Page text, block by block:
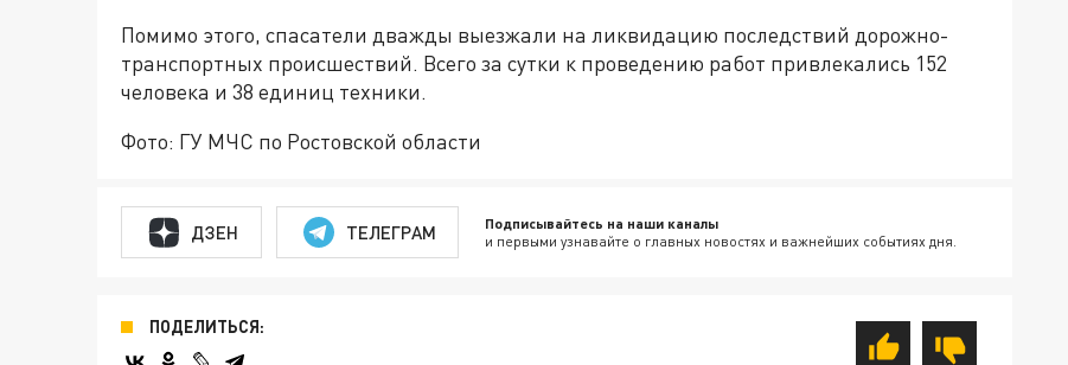
Помимо этого, спасатели дважды выезжали на ликвидацию последствий дорожно-
транспортных происшествий. Всего за сутки к проведению работ привлекались 152
человека и 38 единиц техники.
Фото: ГУ МЧС по Ростовской области
ДЗЕН ТЕЛЕГРАМ Подписывайтесь на наши каналы
и первыми узнавайте о главных новостях и важнейших событиях дня.
ПОДЕЛИТЬСЯ: